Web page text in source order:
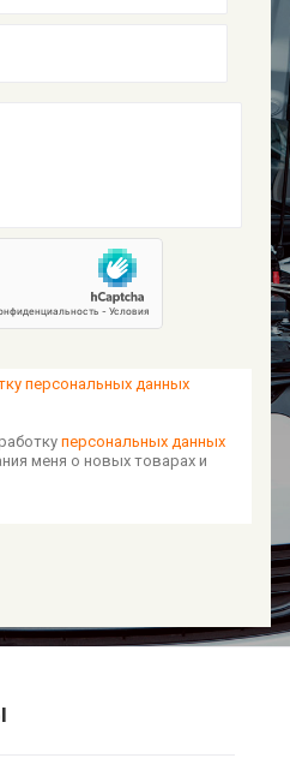
персональных данных
персональных данных
меня о новых товарах и